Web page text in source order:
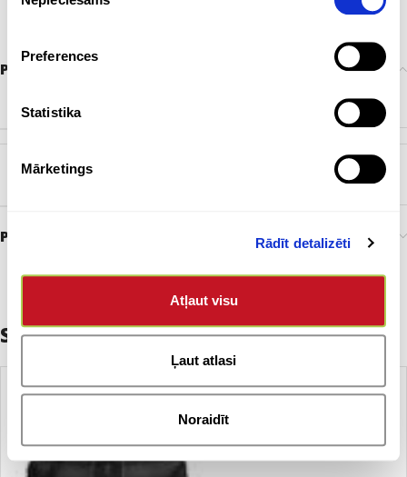
izvēle
Preferences
Statistika
Mārketings
Rādīt detalizēti
Atļaut visu
Ļaut atlasi
Noraidīt
Papildu informācija
KRĀSA
Melns,Navy zils
FESTINA
Preces pasūtīšana un piegāde
Saistītie produkti